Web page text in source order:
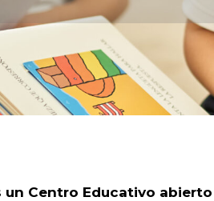
un Centro Educativo